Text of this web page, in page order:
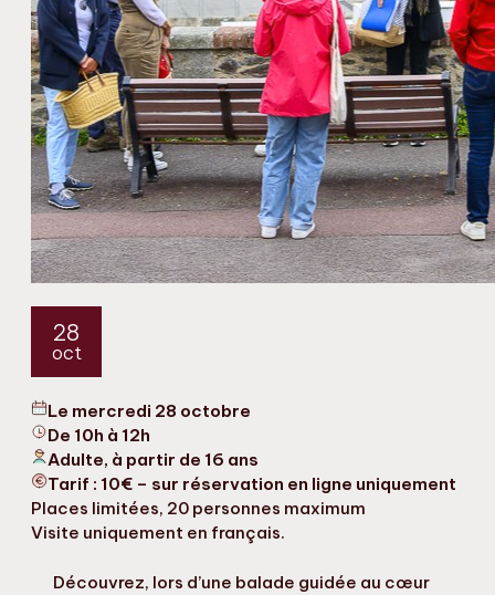
28
oct
Le mercredi 28 octobre
De 10h à 12h
Adulte, à partir de 16 ans
Tarif : 10€ – sur réservation en ligne uniquement
Places limitées, 20 personnes maximum
Visite uniquement en français.
Découvrez, lors d’une balade guidée au cœur